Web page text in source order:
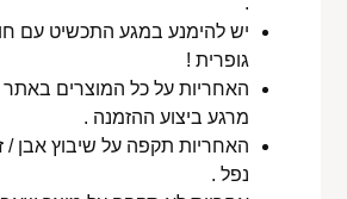
יש להימנע במגע התכשיט עם
גופרית !
האחריות על כל המוצרים
מרגע ביצוע ההזמנה .
האחריות תקפה על שיבוץ אבן /
נפל .